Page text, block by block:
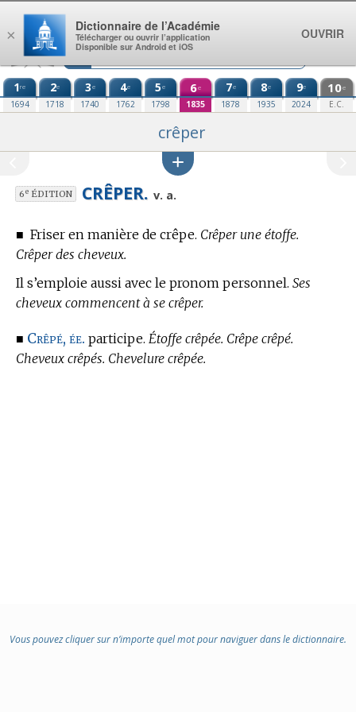
Aller au contenu
1re
1694
2e
1718
3e
1740
4e
1762
5e
1798
6e
1835
7e
1878
8e
1935
9e
2024
10e
E.C.
crêper
6eÉDITION CRÊPER. v. a.
■ Friser en manière de crêpe. Crêper une étoffe.
Crêper des cheveux.
Il s’emploie aussi avec le pronom personnel. Ses
cheveux commencent à se crêper.
■ Crêpé, ée. participe. Étoffe crêpée. Crêpe crêpé.
Cheveux crêpés. Chevelure crêpée.
Vous pouvez cliquer sur n’importe quel mot pour naviguer dans le dictionnaire.
×
Dictionnaire de l’Académie
Télécharger ou ouvrir l’application
Disponible sur Android et iOS
OUVRIR